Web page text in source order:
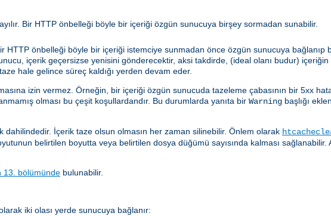
Bir HTTP önbelleği böyle bir içeriği özgün sunucuya birşey sormadan sunabilir.
HTTP önbelleği böyle bir içeriği istemciye sunmadan önce özgün sunucuya bağlanıp
içerik geçersizse yenisini gönderecektir, aksi takdirde, (ideal olanı budur) içeriğin
hale gelince süreç kaldığı yerden devam eder.
izin vermez. Örneğin, bir içeriği özgün sunucuda tazeleme çabasının bir 5xx
olması bu çeşit koşullardandır. Bu durumlarda yanıta bir Warning başlığı
İçerik taze olsun olmasın her zaman silinebilir. Önlem olarak
belirtilen boyutta veya belirtilen dosya düğümü sayısında kalması sağlanabilir.
13. bölümünde bulunabilir.
iki olası yerde sunucuya bağlanır: